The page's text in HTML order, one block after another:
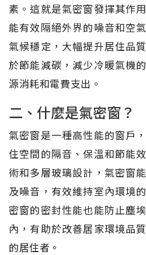
素。這就是氣密窗發揮其作
能有效隔絕外界的噪音和空
氣候穩定，大幅提升居住品
於節能減碳，減少冷暖氣機
源消耗和電費支出。
二、什麼是氣密窗？
氣密窗是一種高性能的窗戶
住空間的隔音、保溫和節能
術和多層玻璃設計，氣密窗
及噪音，有效維持室內環境
密窗的密封性能也能防止塵
內，有助於改善居家環境品
的居住者。